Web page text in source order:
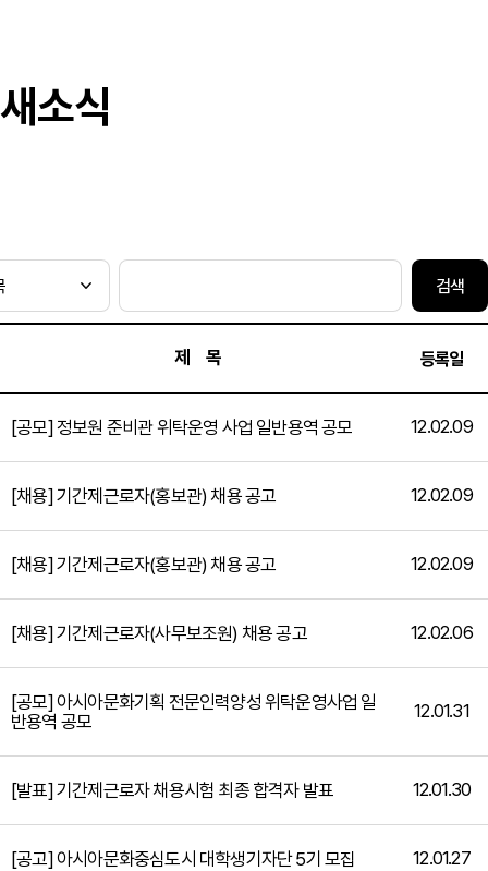
새소식
제 목 등록일
[공모] 정보원 준비관 위탁운영 사업 일반용역 공모 12.02.09
[채용] 기간제근로자(홍보관) 채용 공고 12.02.09
[채용] 기간제근로자(홍보관) 채용 공고 12.02.09
[채용] 기간제근로자(사무보조원) 채용 공고 12.02.06
[공모] 아시아문화기획 전문인력양성 위탁운영사업 일
반용역 공모
12.01.31
[발표] 기간제근로자 채용시험 최종 합격자 발표 12.01.30
[공고] 아시아문화중심도시 대학생기자단 5기 모집 12.01.27
검색